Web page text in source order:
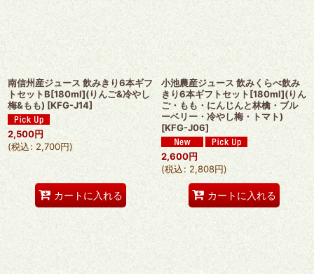
南信州産ジュース 飲みきり6本ギフ
トセットB[180ml](りんご&冷やし
梅&もも) [KFG-J14]
2,500円
(税込: 2,700円)
カートに入れる
小池農産ジュース 飲みくらべ飲み
きり6本ギフトセット[180ml](りん
ご・もも・にんじんと林檎・ブル
ーベリー・冷やし梅・トマト)
[KFG-J06]
2,600円
(税込: 2,808円)
カートに入れる